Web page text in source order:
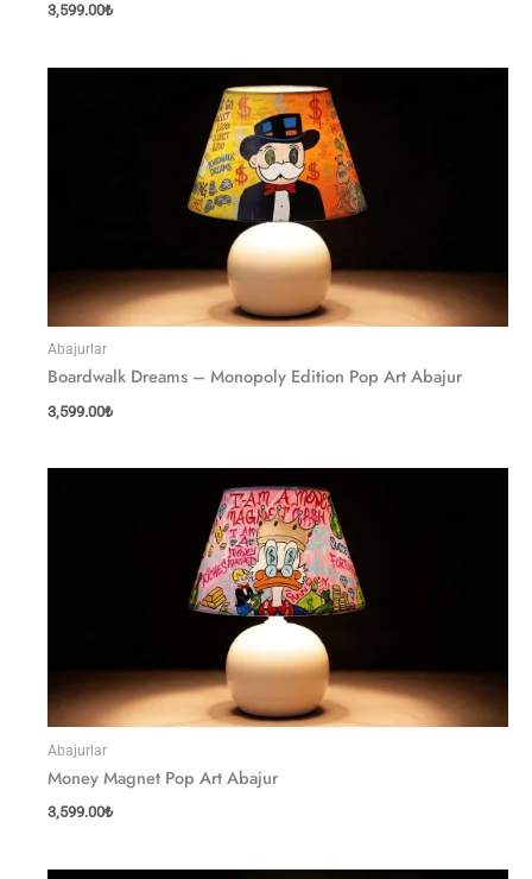
3,599.00₺
Abajurlar
Boardwalk Dreams – Monopoly Edition Pop Art Abajur
3,599.00₺
Abajurlar
Money Magnet Pop Art Abajur
3,599.00₺